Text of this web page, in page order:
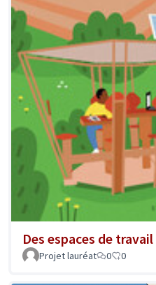
Des espaces de
Projet lauréat 0 0